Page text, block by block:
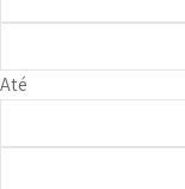
Até